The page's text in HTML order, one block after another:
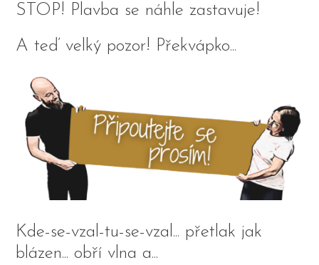
STOP! Plavba se náhle zastavuje!
A teď velký pozor! Překvápko...
Kde-se-vzal-tu-se-vzal... přetlak jak
blázen... obří vlna a...